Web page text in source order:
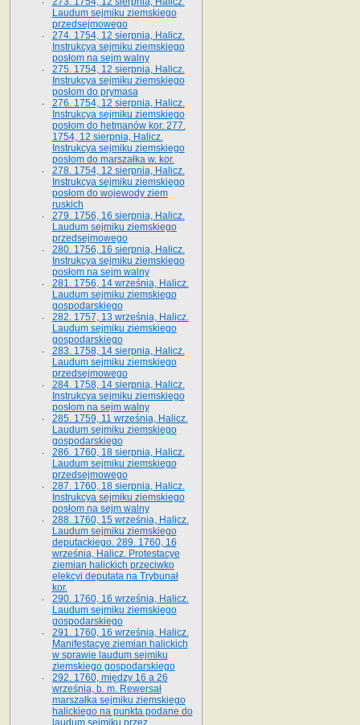
Laudum sejmiku ziemskiego
przedsejmowego
274. 1754, 12 sierpnia, Halicz.
Instrukcya sejmiku ziemskiego
posłom na sejm walny
275. 1754, 12 sierpnia, Halicz.
Instrukcya sejmiku ziemskiego
posłom do prymasa
276. 1754, 12 sierpnia, Halicz.
Instrukcya sejmiku ziemskiego
posłom do hetmanów kor. 277.
1754, 12 sierpnia, Halicz.
Instrukcya sejmiku ziemskiego
posłom do marszałka w. kor.
278. 1754, 12 sierpnia, Halicz.
Instrukcya sejmiku ziemskiego
posłom do wojewody ziem
ruskich
279. 1756, 16 sierpnia, Halicz.
Laudum sejmiku ziemskiego
przedsejmowego
280. 1756, 16 sierpnia, Halicz.
Instrukcya sejmiku ziemskiego
posłom na sejm walny
281. 1756, 14 września, Halicz.
Laudum sejmiku ziemskiego
gospodarskiego
282. 1757, 13 września, Halicz.
Laudum sejmiku ziemskiego
gospodarskiego
283. 1758, 14 sierpnia, Halicz.
Laudum sejmiku ziemskiego
przedsejmowego
284. 1758, 14 sierpnia, Halicz.
Instrukcya sejmiku ziemskiego
posłom na sejm walny
285. 1759, 11 września, Halicz.
Laudum sejmiku ziemskiego
gospodarskiego
286. 1760, 18 sierpnia, Halicz.
Laudum sejmiku ziemskiego
przedsejmowego
287. 1760, 18 sierpnia, Halicz.
Instrukcya sejmiku ziemskiego
posłom na sejm walny
288. 1760, 15 września, Halicz.
Laudum sejmiku ziemskiego
deputackiego. 289. 1760, 16
września, Halicz. Protestacye
ziemian halickich przeciwko
elekcyi deputata na Trybunał
kor.
290. 1760, 16 września, Halicz.
Laudum sejmiku ziemskiego
gospodarskiego
291. 1760, 16 września, Halicz.
Manifestacye ziemian halickich
w sprawie laudum sejmiku
ziemskiego gospodarskiego
292. 1760, między 16 a 26
września, b. m. Rewersał
marszałka sejmiku ziemskiego
halickiego na punkta podane do
laudum sejmiku przez